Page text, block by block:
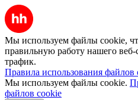
Мы используем файлы cookie,
правильную работу нашего веб-
трафик.
Правила использования файлов
Мы используем файлы cookie.
файлов cookie